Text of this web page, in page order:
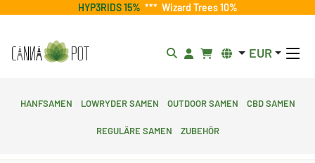
HYP3RIDS 15% *** Wizard Trees 10%
EUR
Hanfsamen Lowryder Samen Outdoor Samen CBD Samen
Reguläre Samen Zubehör